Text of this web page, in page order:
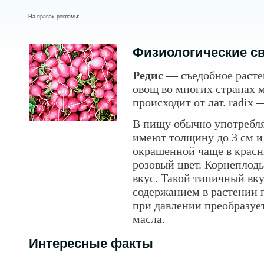
На правах рекламы:
Физиологические
Редис— съедобное
овощ во многих странах
происходит от лат. radix
В пищу обычно
имеют толщину до 3 см
окрашенной чаще в
розовый цвет.
вкус. Такой типичный
содержанием в растении
при давлении
масла.
Интересные факты